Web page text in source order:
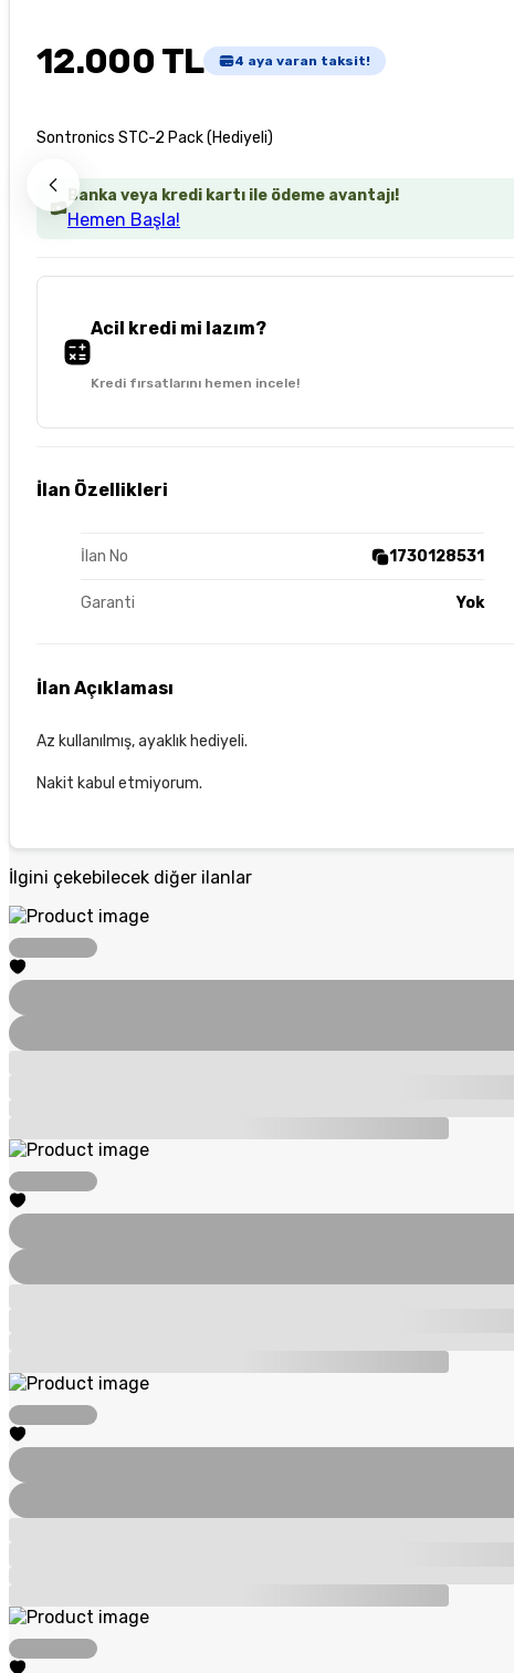
12.000 TL 4 aya varan taksit!
Sontronics STC-2 Pack (Hediyeli)
Banka veya kredi kartı ile ödeme avantajı!
Hemen Başla!
Acil kredi mi lazım?
Kredi fırsatlarını hemen incele!
İlan Özellikleri
İlan No 1730128531
Garanti Yok
İlan Açıklaması
Az kullanılmış, ayaklık hediyeli.
Nakit kabul etmiyorum.
İlgini çekebilecek diğer ilanlar